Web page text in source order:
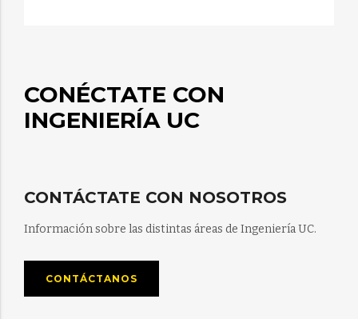
CONÉCTATE CON
INGENIERÍA UC
CONTÁCTATE CON NOSOTROS
Información sobre las distintas áreas de Ingeniería UC.
CONTÁCTANOS